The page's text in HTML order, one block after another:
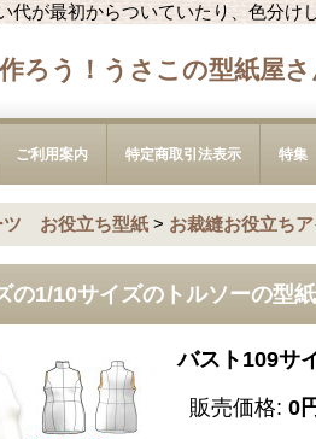
が最初からついていたり、色分
ろう！うさこの型紙屋さ
ご利用案内 特定商取引法表示 特集
ツ お役立ち型紙 > お裁縫お役立ち
の1/10サイズのトルソーの型紙
バスト109サ
販売価格: 0